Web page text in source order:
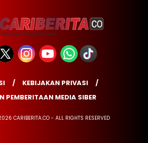
KEBIJAKAN PRIVASI
PEMBERITAAN MEDIA SIBER
CARIBERITA.CO - ALL RIGHTS RESERVED